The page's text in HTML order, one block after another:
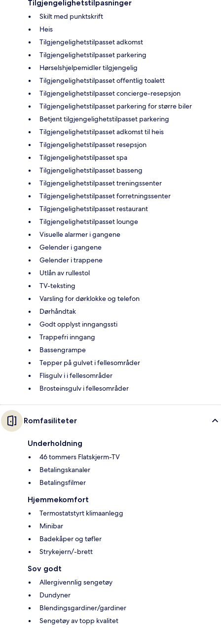
Tilgjengelighetstilpasninger
Skilt med punktskrift
Heis
Tilgjengelighetstilpasset adkomst
Tilgjengelighetstilpasset parkering
Hørselshjelpemidler tilgjengelig
Tilgjengelighetstilpasset offentlig toalett
Tilgjengelighetstilpasset concierge-resepsjon
Tilgjengelighetstilpasset parkering for større biler
Betjent tilgjengelighetstilpasset parkering
Tilgjengelighetstilpasset adkomst til heis
Tilgjengelighetstilpasset resepsjon
Tilgjengelighetstilpasset spa
Tilgjengelighetstilpasset basseng
Tilgjengelighetstilpasset treningssenter
Tilgjengelighetstilpasset forretningssenter
Tilgjengelighetstilpasset restaurant
Tilgjengelighetstilpasset lounge
Visuelle alarmer i gangene
Gelender i gangene
Gelender i trappene
Utlån av rullestol
TV-teksting
Varsling for dørklokke og telefon
Dørhåndtak
Godt opplyst inngangssti
Trappefri inngang
Bassengrampe
Tepper på gulvet i fellesområder
Flisgulv i i fellesområder
Brosteinsgulv i fellesområder
Romfasiliteter
Underholdning
46 tommers Flatskjerm-TV
Betalingskanaler
Betalingsfilmer
Hjemmekomfort
Termostatstyrt klimaanlegg
Minibar
Badekåper og tøfler
Strykejern/-brett
Sov godt
Allergivennlig sengetøy
Dundyner
Blendingsgardiner/gardiner
Sengetøy av topp kvalitet